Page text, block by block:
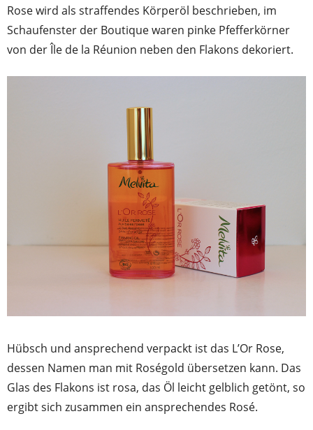
Rose wird als straffendes Körperöl beschrieben, im
Schaufenster der Boutique waren pinke Pfefferkörner
von derÎle de la Réunion neben den Flakons dekoriert.
Hübsch und ansprechend verpackt ist das L’Or Rose,
dessen Namen man mit Roségold übersetzen kann. Das
Glas des Flakons ist rosa, das Öl leicht gelblich getönt, so
ergibt sich zusammen ein ansprechendes Rosé.